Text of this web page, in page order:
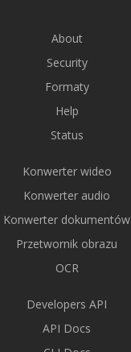
About
Security
Formaty
Help
Status
Konwerter wideo
Konwerter audio
Konwerter dokumentów
Przetwornik obrazu
OCR
Developers API
API Docs